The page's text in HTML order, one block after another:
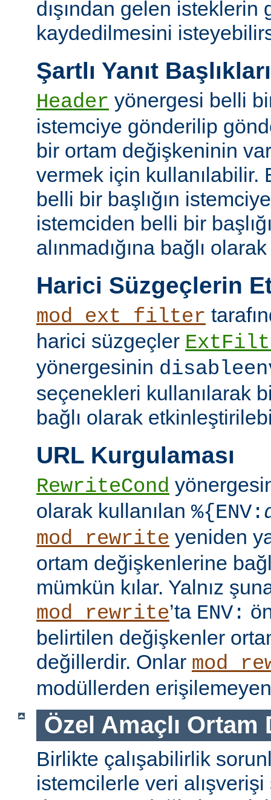
dışından gelen isteklerin
kaydedilmesini
Şartlı Yanıt Başlıkları
Header yönergesi belli bir
istemciye gönderilip
bir ortam değişkeninin
vermek için kullanılabilir.
belli bir başlığın
istemciden belli bir
alınmadığına bağlı
Harici Süzgeçlerin
mod_ext_filter
harici süzgeçler
yönergesinin
seçenekleri kullanılarak
bağlı olarak
URL Kurgulaması
RewriteCond
olarak kullanılan %{ENV:
mod_rewrite yeniden
ortam değişkenlerine
mümkün kılar. Yalnız
mod_rewrite’ta ENV:
belirtilen değişkenler
değillerdir. Onlar
modüllerden
Özel Amaçlı
Birlikte çalışabilirlik
istemcilerle veri alışverişi